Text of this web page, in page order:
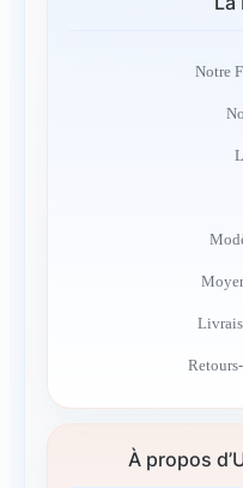
Notre
À propos